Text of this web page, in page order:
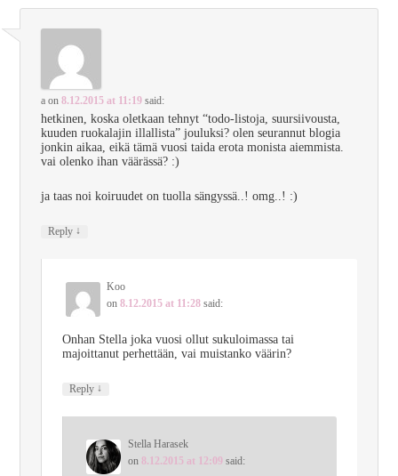
a on8.12.2015 at 11:19 said:
hetkinen, koska oletkaan tehnyt “todo-listoja, suursiivousta,
kuuden ruokalajin illallista” jouluksi? olen seurannut blogia
jonkin aikaa, eikä tämä vuosi taida erota monista aiemmista.
vai olenko ihan väärässä? :)
ja taas noi koiruudet on tuolla sängyssä..! omg..! :)
Reply ↓
Koo
on 8.12.2015 at 11:28 said:
Onhan Stella joka vuosi ollut sukuloimassa tai
majoittanut perhettään, vai muistanko väärin?
Reply ↓
Stella Harasek
on 8.12.2015 at 12:09 said: